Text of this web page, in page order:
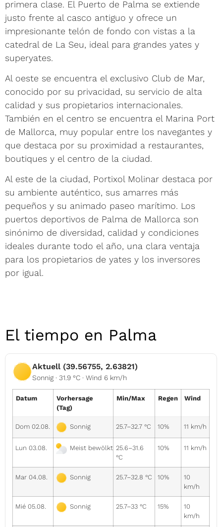
primera clase. El Puerto de Palma se extiende
justo frente al casco antiguo y ofrece un
impresionante telón de fondo con vistas a la
catedral de La Seu, ideal para grandes yates y
superyates.
Al oeste se encuentra el exclusivo Club de Mar,
conocido por su privacidad, su servicio de alta
calidad y sus propietarios internacionales.
También en el centro se encuentra el Marina Port
de Mallorca, muy popular entre los navegantes y
que destaca por su proximidad a restaurantes,
boutiques y el centro de la ciudad.
Al este de la ciudad, Portixol Molinar destaca por
su ambiente auténtico, sus amarres más
pequeños y su animado paseo marítimo. Los
puertos deportivos de Palma de Mallorca son
sinónimo de diversidad, calidad y condiciones
ideales durante todo el año, una clara ventaja
para los propietarios de yates y los inversores
por igual.
El tiempo en Palma
Aktuell (39.56755, 2.63821)
Sonnig · 31.9 °C · Wind 6 km/h
Datum
Vorhersage
(Tag)
Min/Max Regen Wind
Dom 02.08. Sonnig 25.7–32.7 °C 10% 11 km/h
Lun 03.08. Meist bewölkt 25.6–31.6
°C
10% 11 km/h
Mar 04.08. Sonnig 25.7–32.8 °C 10%
10
km/h
Mié 05.08. Sonnig 25.7–33 °C 15%
10
km/h